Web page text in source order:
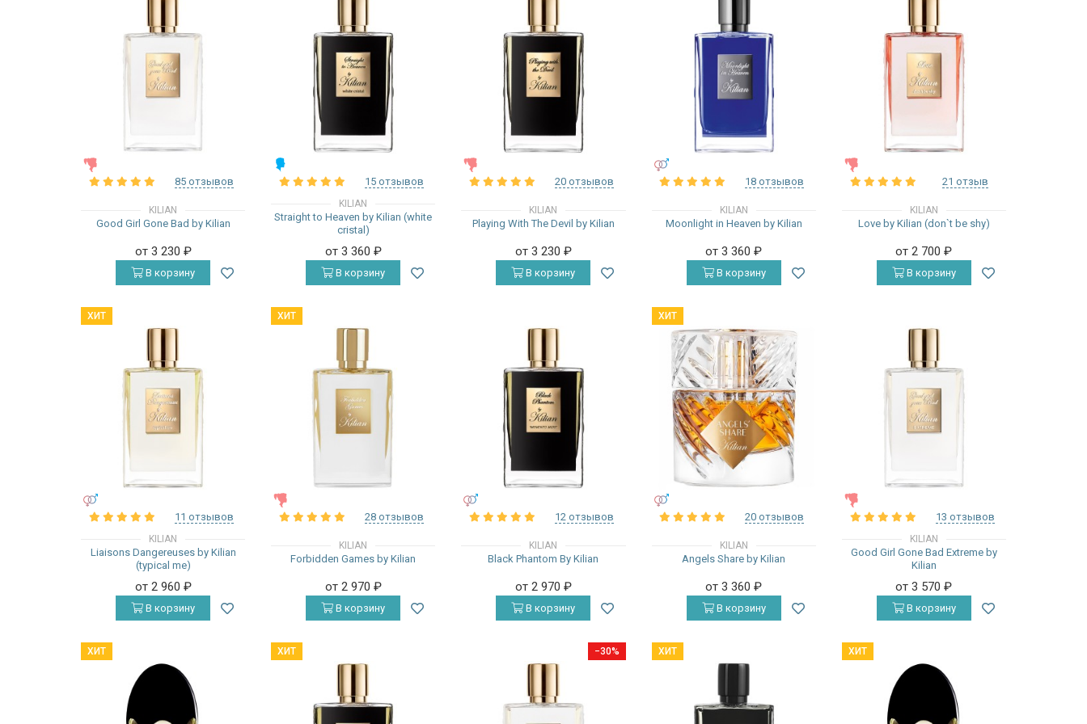
85 отзывов
KILIAN
Good Girl Gone Bad by Kilian
от 3 230 ₽
В корзину
15 отзывов
KILIAN
Straight to Heaven by Kilian (white
cristal)
от 3 360 ₽
В корзину
20 отзывов
KILIAN
Playing With The Devil by Kilian
от 3 230 ₽
В корзину
18 отзывов
KILIAN
Moonlight in Heaven by Kilian
от 3 360₽
В корзину
21 отзыв
KILIAN
Love by Kilian (don`t be shy)
от 2 700₽
В корзину
ХИТ
11 отзывов
KILIAN
Liaisons Dangereuses by Kilian
(typical me)
от 2 960 ₽
В корзину
ХИТ
28 отзывов
KILIAN
Forbidden Games by Kilian
от 2 970 ₽
В корзину
12 отзывов
KILIAN
Black Phantom By Kilian
от 2 970 ₽
В корзину
ХИТ
20 отзывов
KILIAN
Angels Share by Kilian
от 3 360₽
В корзину
13 отзывов
KILIAN
Good Girl Gone Bad Extreme by
Kilian
от 3 570₽
В корзину
ХИТ ХИТ −30% ХИТ ХИТ